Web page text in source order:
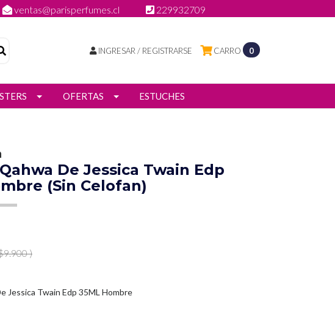
ventas@parisperfumes.cl 229932709
CARRO 0
INGRESAR / REGISTRARSE
OFERTAS ESTUCHES
De Jessica Twain Edp
(Sin Celofan)
)
Jessica Twain Edp 35ML Hombre